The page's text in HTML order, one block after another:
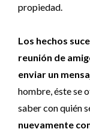
propiedad.
Los hechos
reunión de
enviar un
hombre, éste se
saber con quién
nuevamente